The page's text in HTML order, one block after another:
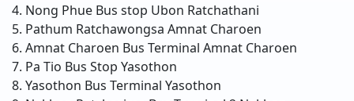
Nong Phue Bus stop Ubon Ratchathani
Pathum Ratchawongsa Amnat Charoen
Amnat Charoen Bus Terminal Amnat Charoen
Pa Tio Bus Stop Yasothon
Yasothon Bus Terminal Yasothon